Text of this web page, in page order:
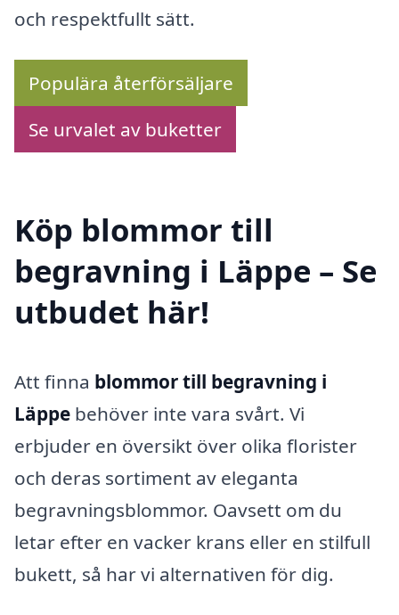
och respektfullt sätt.
Populära återförsäljare
Se urvalet av buketter
Köp blommor till
begravning i Läppe – Se
utbudet här!
Att finna blommor till begravning i
Läppe behöver inte vara svårt. Vi
erbjuder en översikt över olika florister
och deras sortiment av eleganta
begravningsblommor. Oavsett om du
letar efter en vacker krans eller en stilfull
bukett, så har vi alternativen för dig.